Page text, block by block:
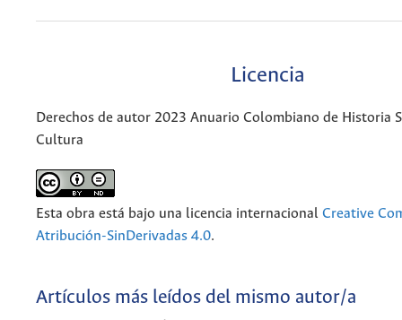
Licencia
Derechos de autor 2023 Anuario Colombiano de Historia
Cultura
Esta obra está bajo una licencia internacional Creative
Atribución-SinDerivadas 4.0.
Artículos más leídos del mismo autor/a